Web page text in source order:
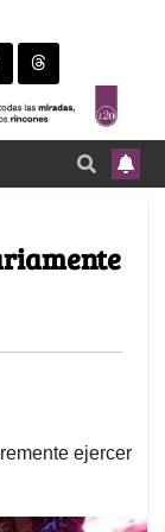
ejercer